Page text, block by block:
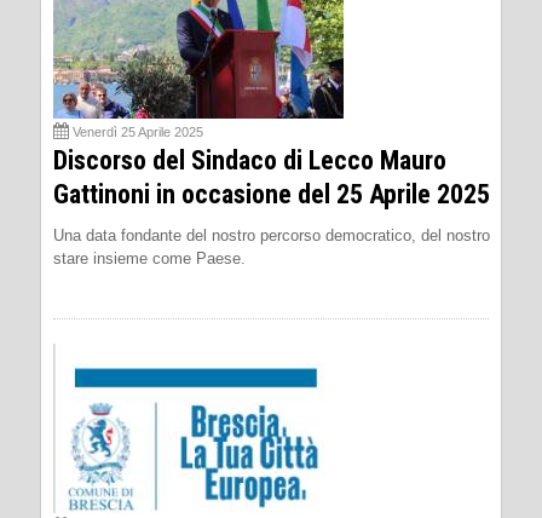
Venerdì 25 Aprile 2025
Discorso del Sindaco di Lecco Mauro
Gattinoni in occasione del 25 Aprile 2025
Una data fondante del nostro percorso democratico, del nostro
stare insieme come Paese.